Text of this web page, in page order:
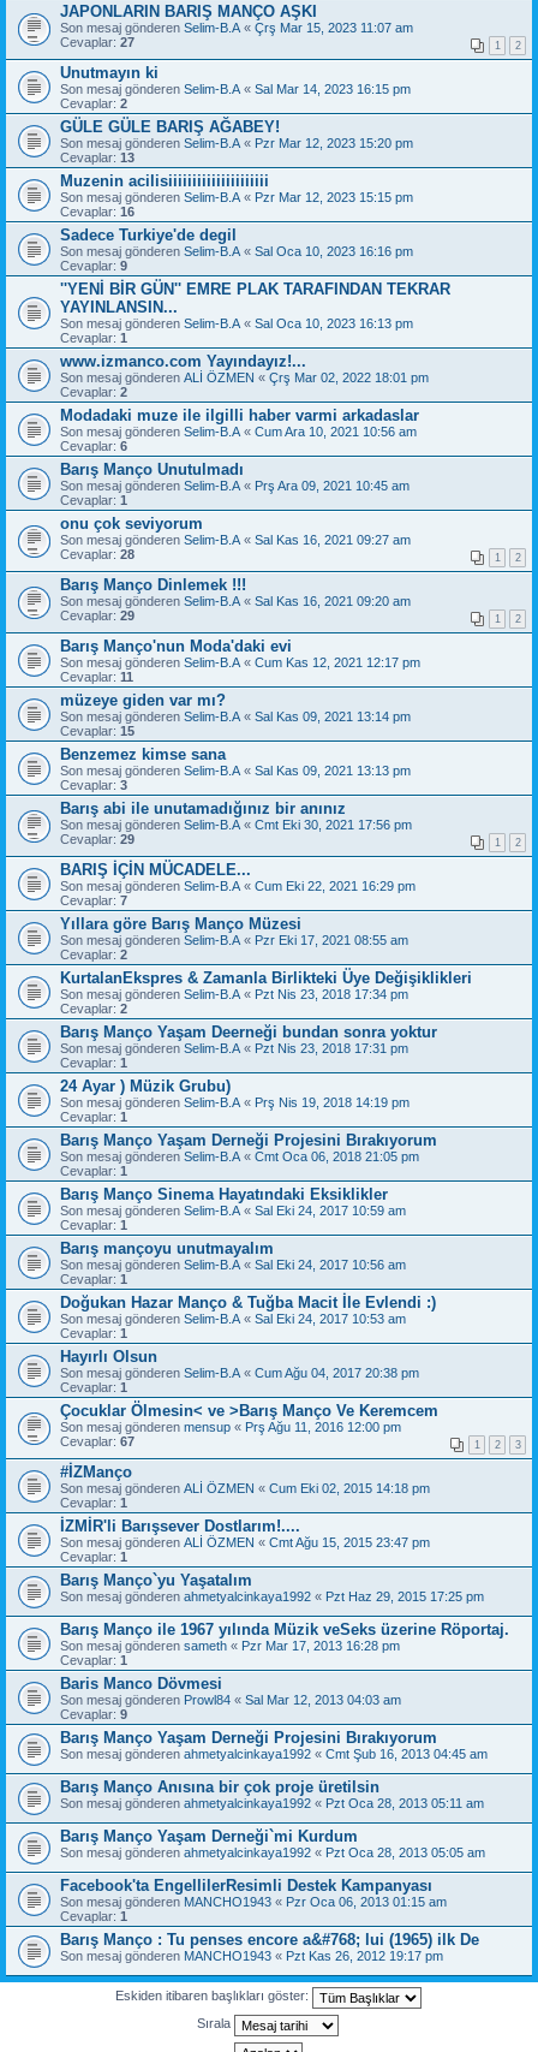
JAPONLARIN BARIŞ MANÇO AŞKI
Son mesaj gönderen Selim-B.A « Çrş Mar 15, 2023 11:07 am
Cevaplar: 27 1 2
Unutmayın ki
Son mesaj gönderen Selim-B.A « Sal Mar 14, 2023 16:15 pm
Cevaplar: 2
GÜLE GÜLE BARIŞ AĞABEY!
Son mesaj gönderen Selim-B.A « Pzr Mar 12, 2023 15:20 pm
Cevaplar: 13
Muzenin acilisiiiiiiiiiiiiiiiiiiiii
Son mesaj gönderen Selim-B.A « Pzr Mar 12, 2023 15:15 pm
Cevaplar: 16
Sadece Turkiye'de degil
Son mesaj gönderen Selim-B.A « Sal Oca 10, 2023 16:16 pm
Cevaplar: 9
''YENİ BİR GÜN'' EMRE PLAK TARAFINDAN TEKRAR
YAYINLANSIN...
Son mesaj gönderen Selim-B.A « Sal Oca 10, 2023 16:13 pm
Cevaplar: 1
www.izmanco.com Yayındayız!...
Son mesaj gönderen ALİ ÖZMEN « Çrş Mar 02, 2022 18:01 pm
Cevaplar: 2
Modadaki muze ile ilgilli haber varmi arkadaslar
Son mesaj gönderen Selim-B.A « Cum Ara 10, 2021 10:56 am
Cevaplar: 6
Barış Manço Unutulmadı
Son mesaj gönderen Selim-B.A « Prş Ara 09, 2021 10:45 am
Cevaplar: 1
onu çok seviyorum
Son mesaj gönderen Selim-B.A « Sal Kas 16, 2021 09:27 am
Cevaplar: 28 1 2
Barış Manço Dinlemek !!!
Son mesaj gönderen Selim-B.A « Sal Kas 16, 2021 09:20 am
Cevaplar: 29 1 2
Barış Manço'nun Moda'daki evi
Son mesaj gönderen Selim-B.A « Cum Kas 12, 2021 12:17 pm
Cevaplar: 11
müzeye giden var mı?
Son mesaj gönderen Selim-B.A « Sal Kas 09, 2021 13:14 pm
Cevaplar: 15
Benzemez kimse sana
Son mesaj gönderen Selim-B.A « Sal Kas 09, 2021 13:13 pm
Cevaplar: 3
Barış abi ile unutamadığınız bir anınız
Son mesaj gönderen Selim-B.A « Cmt Eki 30, 2021 17:56 pm
Cevaplar: 29 1 2
BARIŞ İÇİN MÜCADELE...
Son mesaj gönderen Selim-B.A « Cum Eki 22, 2021 16:29 pm
Cevaplar: 7
Yıllara göre Barış Manço Müzesi
Son mesaj gönderen Selim-B.A « Pzr Eki 17, 2021 08:55 am
Cevaplar: 2
KurtalanEkspres & Zamanla Birlikteki Üye Değişiklikleri
Son mesaj gönderen Selim-B.A « Pzt Nis 23, 2018 17:34 pm
Cevaplar: 2
Barış Manço Yaşam Deerneği bundan sonra yoktur
Son mesaj gönderen Selim-B.A « Pzt Nis 23, 2018 17:31 pm
Cevaplar: 1
24 Ayar ) Müzik Grubu)
Son mesaj gönderen Selim-B.A « Prş Nis 19, 2018 14:19 pm
Cevaplar: 1
Barış Manço Yaşam Derneği Projesini Bırakıyorum
Son mesaj gönderen Selim-B.A « Cmt Oca 06, 2018 21:05 pm
Cevaplar: 1
Barış Manço Sinema Hayatındaki Eksiklikler
Son mesaj gönderen Selim-B.A « Sal Eki 24, 2017 10:59 am
Cevaplar: 1
Barış mançoyu unutmayalım
Son mesaj gönderen Selim-B.A « Sal Eki 24, 2017 10:56 am
Cevaplar: 1
Doğukan Hazar Manço & Tuğba Macit İle Evlendi :)
Son mesaj gönderen Selim-B.A « Sal Eki 24, 2017 10:53 am
Cevaplar: 1
Hayırlı Olsun
Son mesaj gönderen Selim-B.A « Cum Ağu 04, 2017 20:38 pm
Cevaplar: 1
Çocuklar Ölmesin< ve >Barış Manço Ve Keremcem
Son mesaj gönderen mensup « Prş Ağu 11, 2016 12:00 pm
Cevaplar: 67 1 2 3
#İZManço
Son mesaj gönderen ALİ ÖZMEN « Cum Eki 02, 2015 14:18 pm
Cevaplar: 1
İZMİR'li Barışsever Dostlarım!....
Son mesaj gönderen ALİ ÖZMEN « Cmt Ağu 15, 2015 23:47 pm
Cevaplar: 1
Barış Manço`yu Yaşatalım
Son mesaj gönderen ahmetyalcinkaya1992 « Pzt Haz 29, 2015 17:25 pm
Barış Manço ile 1967 yılında Müzik veSeks üzerine Röportaj.
Son mesaj gönderen sameth « Pzr Mar 17, 2013 16:28 pm
Cevaplar: 1
Baris Manco Dövmesi
Son mesaj gönderen Prowl84 « Sal Mar 12, 2013 04:03 am
Cevaplar: 9
Barış Manço Yaşam Derneği Projesini Bırakıyorum
Son mesaj gönderen ahmetyalcinkaya1992 « Cmt Şub 16, 2013 04:45 am
Barış Manço Anısına bir çok proje üretilsin
Son mesaj gönderen ahmetyalcinkaya1992 « Pzt Oca 28, 2013 05:11 am
Barış Manço Yaşam Derneği`mi Kurdum
Son mesaj gönderen ahmetyalcinkaya1992 « Pzt Oca 28, 2013 05:05 am
Facebook'ta EngellilerResimli Destek Kampanyası
Son mesaj gönderen MANCHO1943 « Pzr Oca 06, 2013 01:15 am
Cevaplar: 1
Barış Manço : Tu penses encore a&#768; lui (1965) ilk De
Son mesaj gönderen MANCHO1943 « Pzt Kas 26, 2012 19:17 pm
Eskiden itibaren başlıkları göster:
Sırala